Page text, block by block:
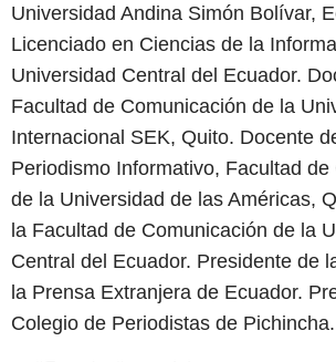
Universidad Andina Simón Bolívar,
Licenciado en Ciencias de la
Universidad Central del Ecuador.
Facultad de Comunicación de la
Internacional SEK, Quito. Docente
Periodismo Informativo, Facultad de
de la Universidad de las Américas,
la Facultad de Comunicación de la
Central del Ecuador. Presidente de
la Prensa Extranjera de Ecuador.
Colegio de Periodistas de Pichincha.